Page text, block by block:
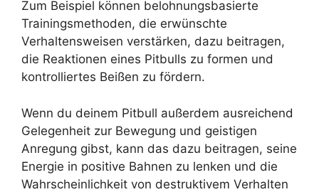
Zum Beispiel können belohnungsbasierte
Trainingsmethoden, die erwünschte
Verhaltensweisen verstärken, dazu beitragen,
die Reaktionen eines Pitbulls zu formen und
kontrolliertes Beißen zu fördern.
Wenn du deinem Pitbull außerdem ausreichend
Gelegenheit zur Bewegung und geistigen
Anregung gibst, kann das dazu beitragen, seine
Energie in positive Bahnen zu lenken und die
Wahrscheinlichkeit von destruktivem Verhalten